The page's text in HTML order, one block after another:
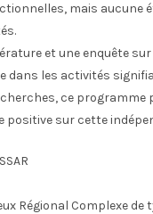
mais aucune
et une enquête
dans les activités
ce programme
positive sur cette
Régional Complexe de